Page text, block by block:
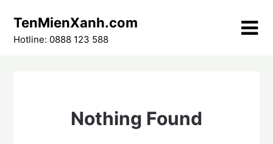
content
TenMienXanh.com
Hotline: 0888 123 588
Nothing Found